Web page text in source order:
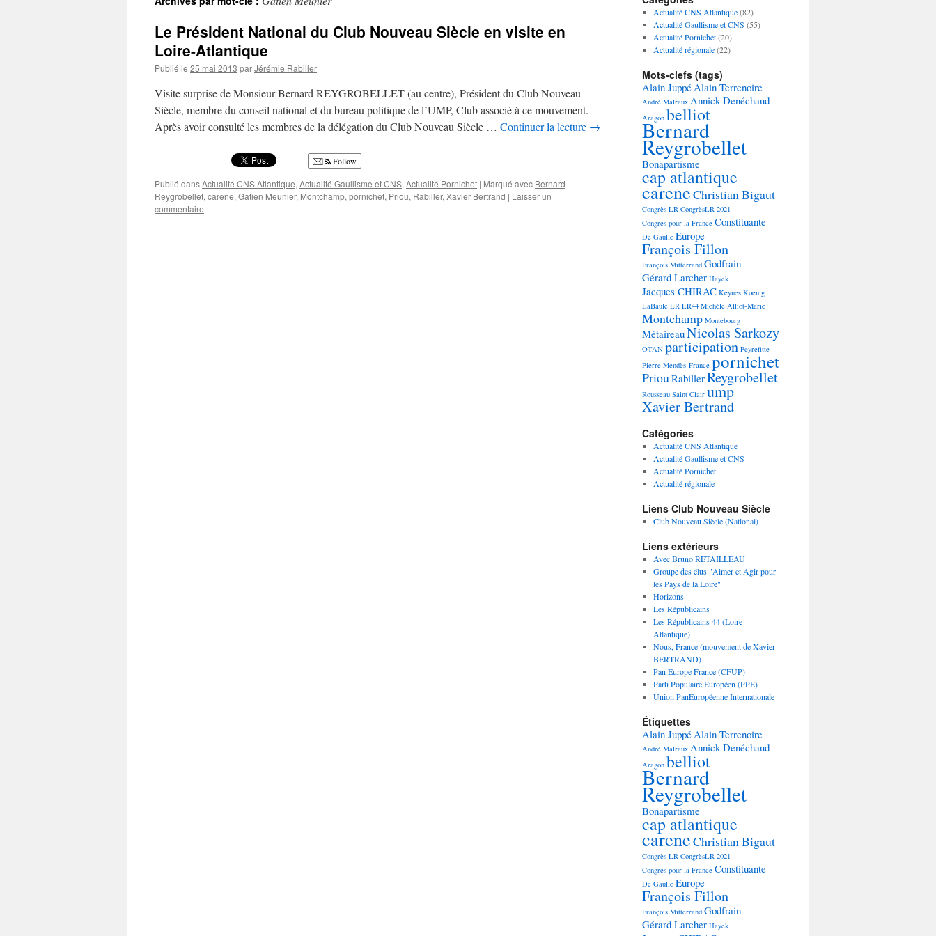
Le Président National du Club Nouveau Siècle en visite en
Loire-Atlantique
Publié le 25 mai 2013 parJérémie Rabiller
Visite surprise de Monsieur Bernard REYGROBELLET (au centre), Président du Club Nouveau
Siècle, membre du conseil national et du bureau politique de l’UMP, Club associé à ce mouvement.
Après avoir consulté les membres de la délégation du Club Nouveau Siècle … Continuer la lecture →
Follow
Publié dansActualité CNS Atlantique, Actualité Gaullisme et CNS, Actualité Pornichet | Marqué avec Bernard
Reygrobellet, carene, Gatien Meunier, Montchamp, pornichet, Priou, Rabiller, Xavier Bertrand | Laisser un
commentaire
Actualité CNS Atlantique(82)
Actualité Gaullisme et CNS (55)
Actualité Pornichet(20)
Actualité régionale(22)
Mots-clefs (tags)
Alain JuppéAlain Terrenoire
André Malraux Annick Denéchaud
Aragon belliot
Bernard
Reygrobellet
Bonapartisme
cap atlantique
careneChristian Bigaut
Congrès LR CongrèsLR 2021
Congrès pour la France Constituante
De Gaulle Europe
François Fillon
François Mitterrand Godfrain
Gérard Larcher Hayek
Jacques CHIRAC Keynes Koenig
LaBaule LR LR44 Michèle Alliot-Marie
Montchamp Montebourg
MétaireauNicolas Sarkozy
OTAN participation Peyrefitte
Pierre Mendès-France pornichet
PriouRabillerReygrobellet
Rousseau Saint Clair ump
Xavier Bertrand
Catégories
Actualité CNS Atlantique
Actualité Gaullisme et CNS
Actualité Pornichet
Actualité régionale
Liens Club Nouveau Siècle
Club Nouveau Siècle (National)
Liens extérieurs
Avec Bruno RETAILLEAU
Groupe des élus "Aimer et Agir pour
les Pays de la Loire"
Horizons
Les Républicains
Les Républicains 44 (Loire-
Atlantique)
Nous, France (mouvement de Xavier
BERTRAND)
Pan Europe France (CFUP)
Parti Populaire Européen (PPE)
Union PanEuropéenne Internationale
Étiquettes
Alain JuppéAlain Terrenoire
André Malraux Annick Denéchaud
Aragon belliot
Bernard
Reygrobellet
Bonapartisme
cap atlantique
careneChristian Bigaut
Congrès LR CongrèsLR 2021
Congrès pour la France Constituante
De Gaulle Europe
François Fillon
François Mitterrand Godfrain
Gérard Larcher Hayek